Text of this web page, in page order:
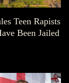
Teen Rapists
Been Jailed